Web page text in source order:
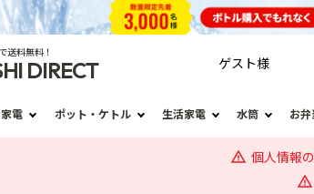
送料無料！
DIRECT ゲスト様
電 ポット・ケトル 生活家電 水筒 お
個人情報